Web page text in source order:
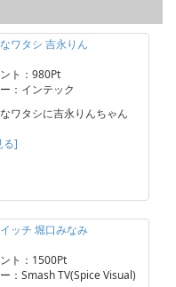
ワタシ 吉永りん
ト：980Pt
：インテック
ワタシに吉永りんちゃん
る]
ッチ 堀口みなみ
ト：1500Pt
：Smash TV(Spice Visual)